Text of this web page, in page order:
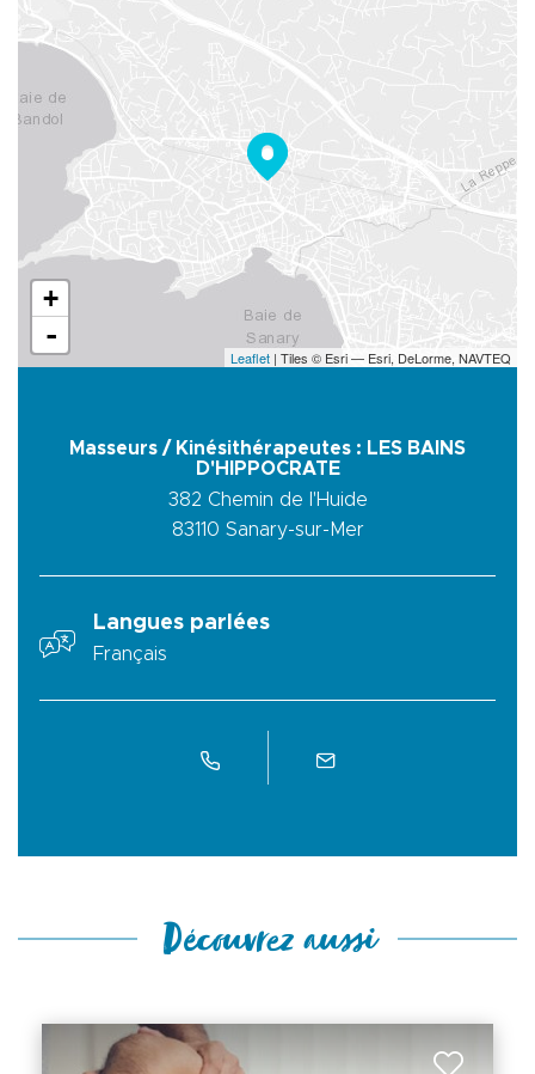
+
-
Leaflet | Tiles © Esri — Esri, DeLorme, NAVTEQ
Masseurs / Kinésithérapeutes : LES BAINS
D'HIPPOCRATE
382 Chemin de l'Huide
83110 Sanary-sur-Mer
Langues parlées
Français
Découvrez aussi